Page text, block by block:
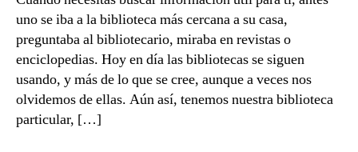
buscar
información
útil
uno se iba a la biblioteca más cercana a su casa,
preguntaba al bibliotecario, miraba en revistas o
enciclopedias. Hoy en día las bibliotecas se siguen
usando, y más de lo que se cree, aunque a veces nos
olvidemos de ellas. Aún así, tenemos nuestra biblioteca
particular, […]